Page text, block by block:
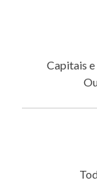
Capitais